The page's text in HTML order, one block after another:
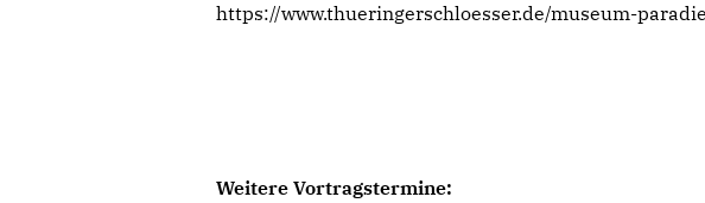
https://www.thueringerschloesser.de/museum-
Weitere Vortragstermine: